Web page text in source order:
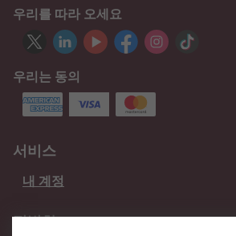
우리를 따라 오세요
우리는 동의
서비스
내 계정
적법한